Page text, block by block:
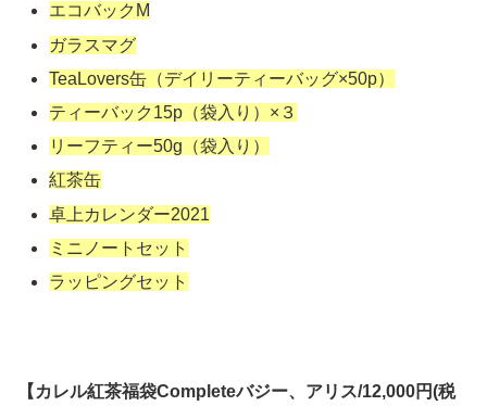
エコバックM
ガラスマグ
TeaLovers缶（デイリーティーバッグ×50p）
ティーバック15p（袋入り）×３
リーフティー50g（袋入り）
紅茶缶
卓上カレンダー2021
ミニノートセット
ラッピングセット
【カレル紅茶福袋Completeバジー、アリス/12,000円(税